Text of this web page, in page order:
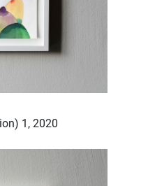
1, 2020